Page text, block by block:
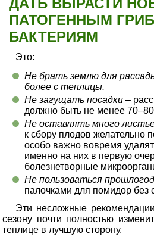
ПАТОГЕННЫМ
БАКТЕРИЯМ
Это:
Не брать землю для
более с теплицы.
Не загущать посадки –
должно быть не менее
Не оставлять много
к сбору плодов желательно
особо важно вовремя
именно на них в первую
болезнетворные
Не пользоваться
палочками для помидор без
Эти несложные
сезону почти полностью
теплице в лучшую сторону.